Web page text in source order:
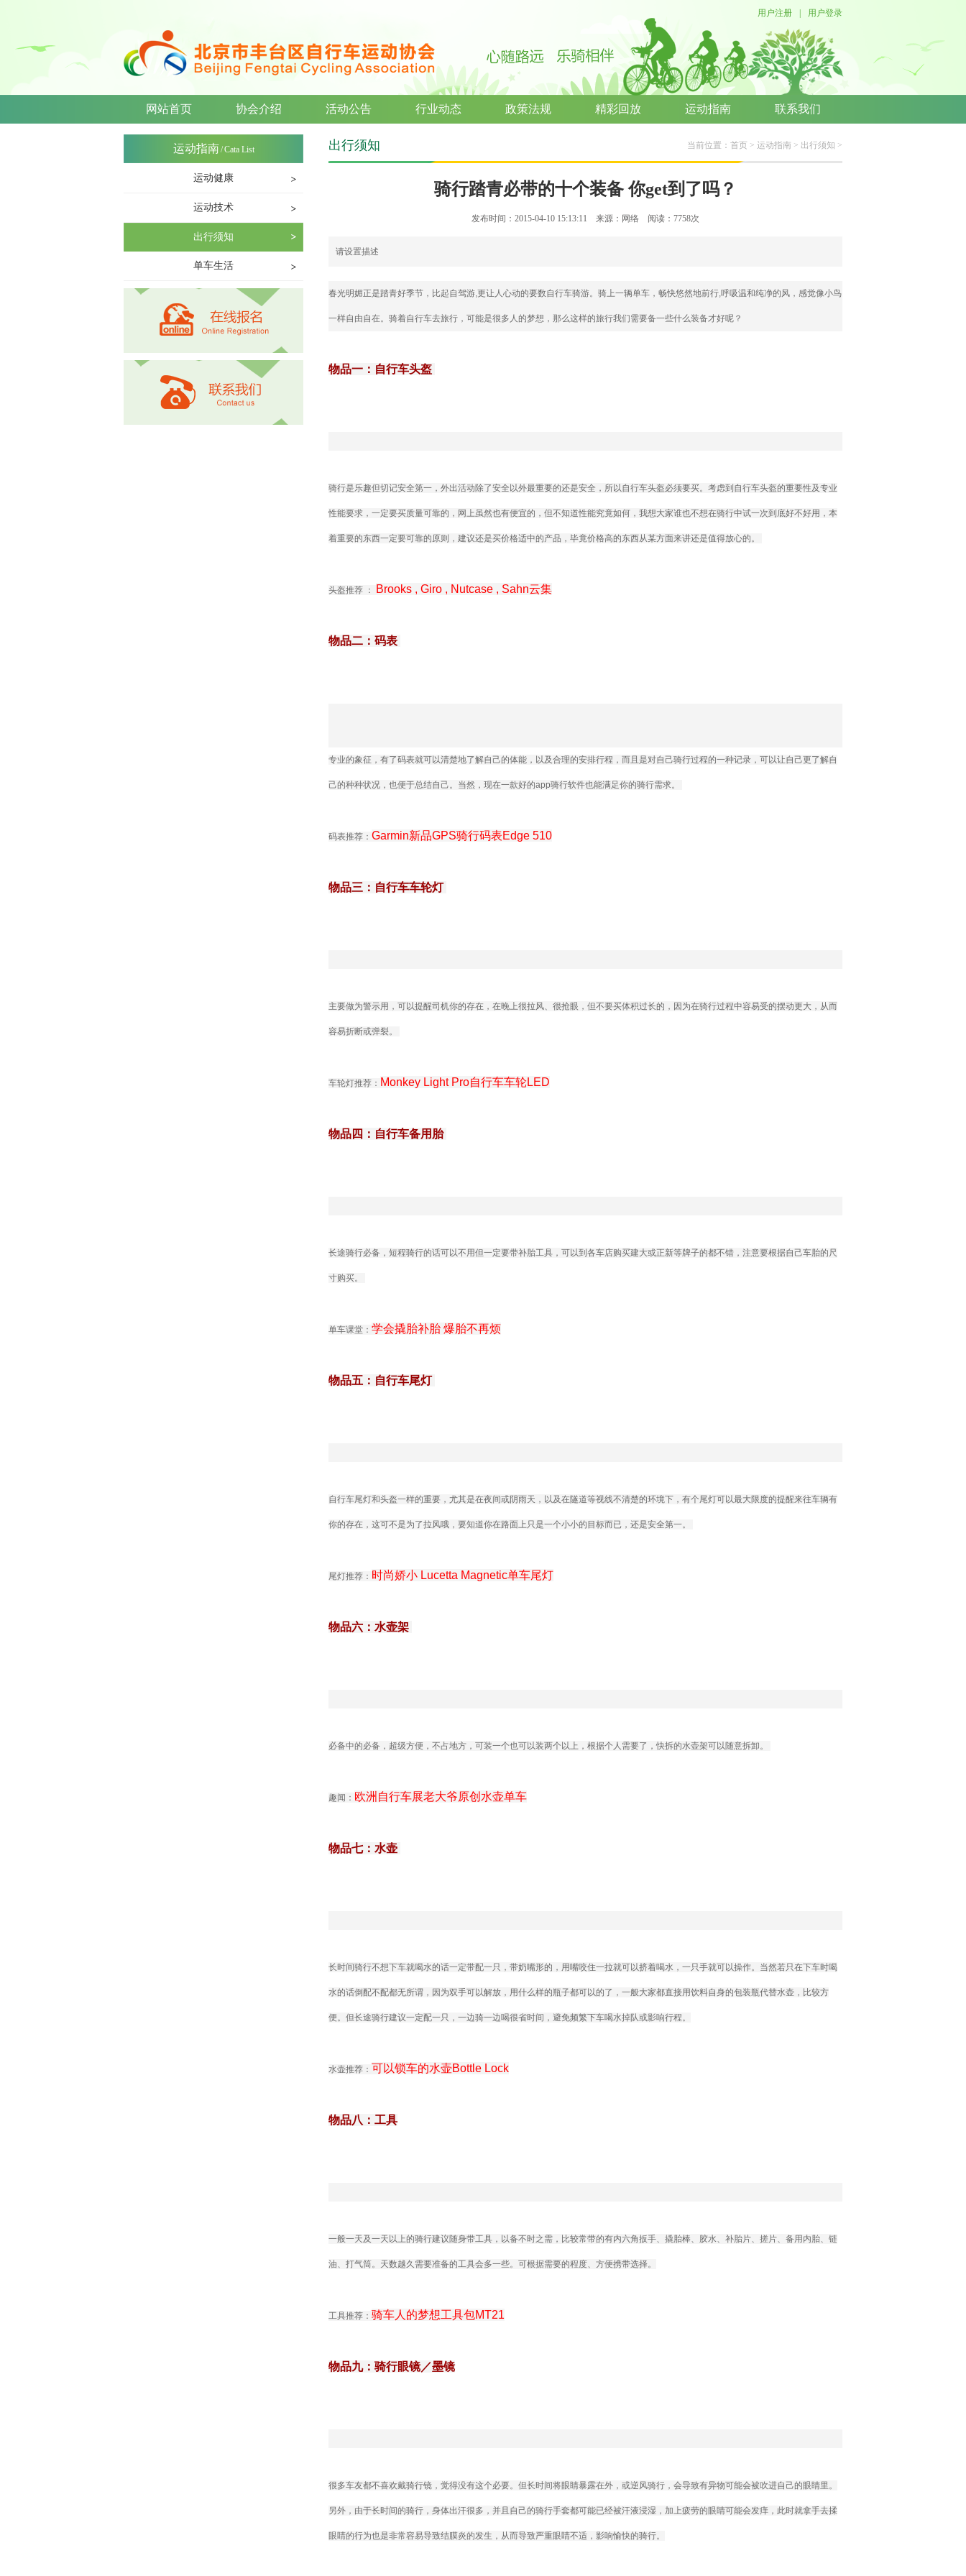
用户注册 用户登录
网站首页 协会介绍 活动公告 行业动态 政策法规 精彩回放 运动指南 联系我们
运动指南/Cata List
运动健康
运动技术
出行须知
单车生活
出行须知 当前位置： 首页 > 运动指南 > 出行须知 >
骑行踏青必带的十个装备 你get到了吗？
发布时间：2015-04-10 15:13:11 来源：网络 阅读： 7758次
请设置描述
春光明媚正是踏青好季节，比起自驾游,更让人心动的要数自行车骑游。骑上一辆单车，畅快悠然地前行,呼吸温和纯净的风，感觉像小鸟
一样自由自在。骑着自行车去旅行，可能是很多人的梦想，那么这样的旅行我们需要备一些什么装备才好呢？
物品一：自行车头盔
骑行是乐趣但切记安全第一，外出活动除了安全以外最重要的还是安全，所以自行车头盔必须要买。考虑到自行车头盔的重要性及专业
性能要求，一定要买质量可靠的，网上虽然也有便宜的，但不知道性能究竟如何，我想大家谁也不想在骑行中试一次到底好不好用，本
着重要的东西一定要可靠的原则，建议还是买价格适中的产品，毕竟价格高的东西从某方面来讲还是值得放心的。
头盔推荐 ： Brooks , Giro , Nutcase , Sahn云集
物品二：码表
专业的象征，有了码表就可以清楚地了解自己的体能，以及合理的安排行程，而且是对自己骑行过程的一种记录，可以让自己更了解自
己的种种状况，也便于总结自己。当然，现在一款好的app骑行软件也能满足你的骑行需求。
码表推荐： Garmin新品GPS骑行码表Edge 510
物品三：自行车车轮灯
主要做为警示用，可以提醒司机你的存在，在晚上很拉风、很抢眼，但不要买体积过长的，因为在骑行过程中容易受的摆动更大，从而
容易折断或弹裂。
车轮灯推荐： Monkey Light Pro自行车车轮LED
物品四：自行车备用胎
长途骑行必备，短程骑行的话可以不用但一定要带补胎工具，可以到各车店购买建大或正新等牌子的都不错，注意要根据自己车胎的尺
寸购买。
单车课堂： 学会撬胎补胎 爆胎不再烦
物品五：自行车尾灯
自行车尾灯和头盔一样的重要，尤其是在夜间或阴雨天，以及在隧道等视线不清楚的环境下，有个尾灯可以最大限度的提醒来往车辆有
你的存在，这可不是为了拉风哦，要知道你在路面上只是一个小小的目标而已，还是安全第一。
尾灯推荐： 时尚娇小 Lucetta Magnetic单车尾灯
物品六：水壶架
必备中的必备，超级方便，不占地方，可装一个也可以装两个以上，根据个人需要了，快拆的水壶架可以随意拆卸。
趣闻： 欧洲自行车展老大爷原创水壶单车
物品七：水壶
长时间骑行不想下车就喝水的话一定带配一只，带奶嘴形的，用嘴咬住一拉就可以挤着喝水，一只手就可以操作。当然若只在下车时喝
水的话倒配不配都无所谓，因为双手可以解放，用什么样的瓶子都可以的了，一般大家都直接用饮料自身的包装瓶代替水壶，比较方
便。但长途骑行建议一定配一只，一边骑一边喝很省时间，避免频繁下车喝水掉队或影响行程。
水壶推荐： 可以锁车的水壶Bottle Lock
物品八：工具
一般一天及一天以上的骑行建议随身带工具，以备不时之需，比较常带的有内六角扳手、撬胎棒、胶水、补胎片、搓片、备用内胎、链
油、打气筒。天数越久需要准备的工具会多一些。可根据需要的程度、方便携带选择。
工具推荐： 骑车人的梦想工具包MT21
物品九：骑行眼镜／墨镜
很多车友都不喜欢戴骑行镜，觉得没有这个必要。但长时间将眼睛暴露在外，或逆风骑行，会导致有异物可能会被吹进自己的眼睛里。
另外，由于长时间的骑行，身体出汗很多，并且自己的骑行手套都可能已经被汗液浸湿，加上疲劳的眼睛可能会发痒，此时就拿手去揉
眼睛的行为也是非常容易导致结膜炎的发生，从而导致严重眼睛不适，影响愉快的骑行。